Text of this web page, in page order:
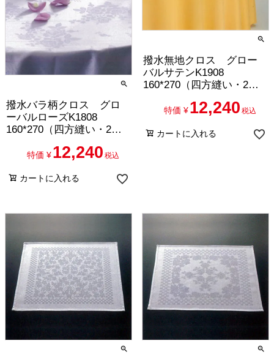
撥水バラ柄クロス グロ
ーバルローズK1808
160*270（四方縫い・2枚
特価 ¥ 12,240 税込
カートに入れる
撥水無地クロス グロー
バルサテンK1908
160*270（四方縫い・2枚
特価 ¥ 12,240 税込
カートに入れる